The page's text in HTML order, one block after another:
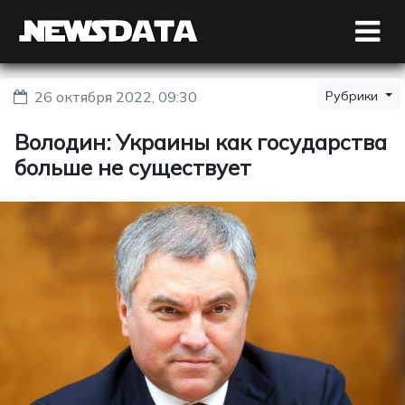
26 октября 2022, 09:30 Рубрики
Володин: Украины как государства
больше не существует